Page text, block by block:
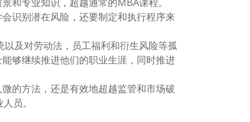
识别潜在风险，还要制定和执行程序来
及对劳动法，员工福利和衍生风险等孤
够继续推进他们的职业生涯，同时推进
的方法，还是有效地超越监管和市场破
员。